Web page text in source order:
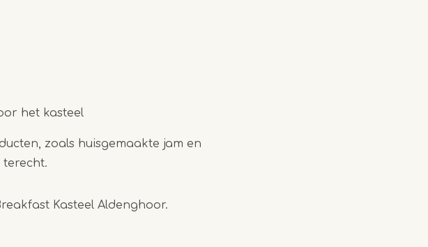
het kasteel
zoals huisgemaakte jam en
Kasteel Aldenghoor.